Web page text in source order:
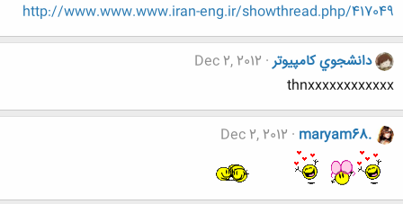
http://www.www.www.iran-eng.ir/showthread.php/417049
دانشجوي كامپيوتر Dec 2, 2012
thnxxxxxxxxxxxx
maryam68.
Dec 2, 2012